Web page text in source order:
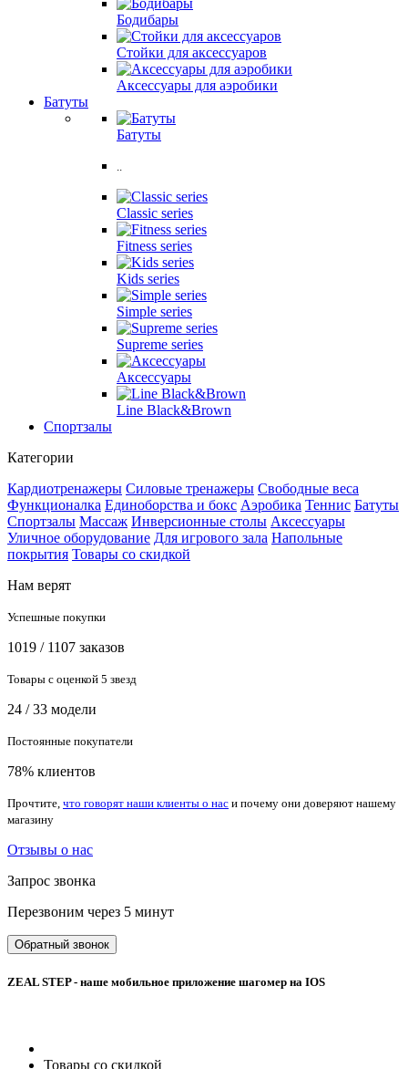
Бодибары
Стойки для аксессуаров
Аксессуары для аэробики
Батуты
Батуты
..
Classic series
Fitness series
Kids series
Simple series
Supreme series
Аксессуары
Line Black&Brown
Спортзалы
Категории
Кардиотренажеры Силовые тренажеры Свободные веса
Функционалка Единоборства и бокс Аэробика Теннис Батуты
Спортзалы Массаж Инверсионные столы Аксессуары
Уличное оборудование Для игрового зала Напольные
покрытия Товары со скидкой
Нам верят
Успешные покупки
1019 / 1107 заказов
Товары с оценкой 5 звезд
24 / 33 модели
Постоянные покупатели
78% клиентов
Прочтите, что говорят наши клиенты о нас и почему они доверяют нашему
магазину
Отзывы о нас
Запрос звонка
Перезвоним через 5 минут
Обратный звонок
ZEAL STEP - наше мобильное приложение шагомер на IOS
Товары со скидкой